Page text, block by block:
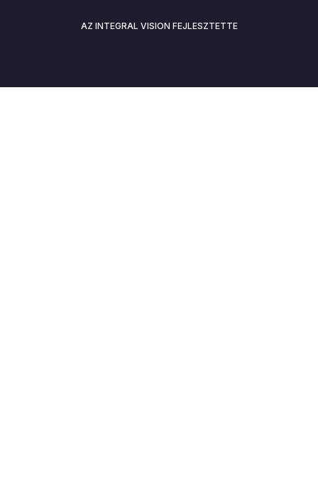
AZ INTEGRAL VISION FEJLESZTETTE